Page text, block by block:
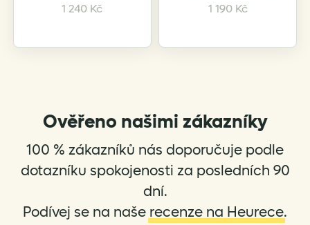
1 240 Kč 1 190 Kč
Ověřeno našimi zákazníky
100 % zákazníků nás doporučuje podle
dotazníku spokojenosti za posledních 90
dní.
Podívej se na naše recenze na Heurece.